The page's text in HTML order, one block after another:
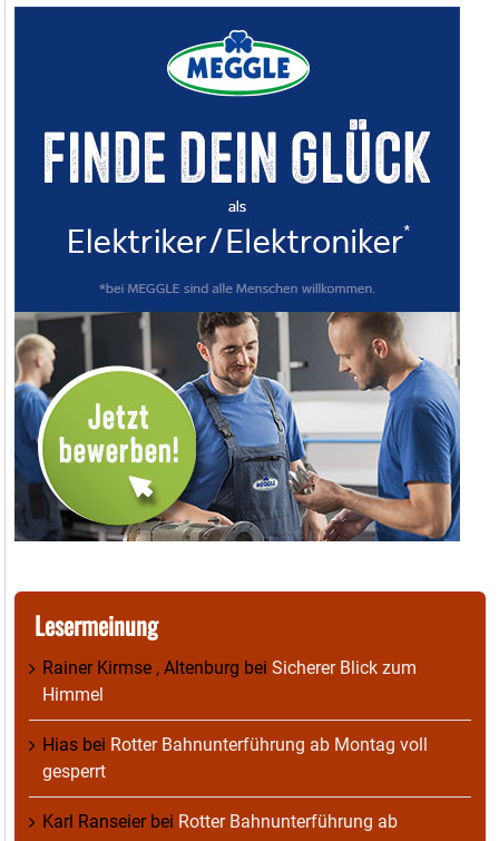
Lesermeinung
Rainer Kirmse , Altenburg bei Sicherer Blick zum
Himmel
Hias bei Rotter Bahnunterführung ab Montag voll
gesperrt
Karl Ranseierbei Rotter Bahnunterführung ab